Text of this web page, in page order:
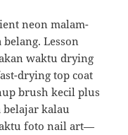
neon malam-
Lesson
waktu drying
drying top coat
brush kecil plus
belajar kalau
foto nail art—